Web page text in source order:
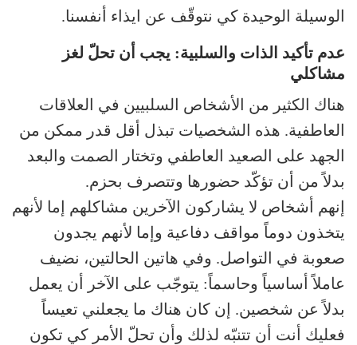
الوسيلة الوحيدة كي نتوقّف عن ايذاء أنفسنا.
عدم تأكيد الذات والسلبية: يجب أن تحلّ لغز
مشاكلي
هناك الكثير من الأشخاص السلبيين في العلاقات
العاطفية. هذه الشخصيات تبذل أقل قدر ممكن من
الجهد على الصعيد العاطفي وتختار الصمت والبعد
بدلاً من أن تؤكّد حضورها وتتصرف بحزم.
إنهم أشخاص لا يشاركون الآخرين مشاكلهم إما لأنهم
يتخذون دوماً مواقف دفاعية وإما لأنهم يجدون
صعوبة في التواصل. وفي هاتين الحالتين، نضيف
عاملاً أساسياً وحاسماً: يتوجّب على الآخر أن يعمل
بدلاً عن شخصين. إن كان هناك ما يجعلني تعيساً
فعليك أنت أن تتنبّه لذلك وأن تحلّ الأمر كي تكون